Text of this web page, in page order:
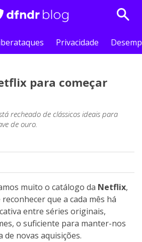
Privacidade
para começar
recheado de clássicos ideais para
de ouro.
muito o catálogo da Netflix,
que a cada mês há
entre séries originais,
o suficiente para manter-nos
de novas aquisições.